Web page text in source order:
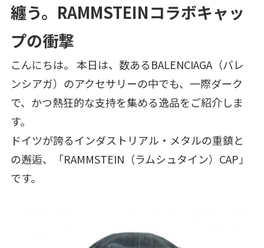
纏う。RAMMSTEINコラボキャッ
プの衝撃
こんにちは。 本日は、数あるBALENCIAGA（バレ
ンシアガ）のアクセサリーの中でも、一際ダーク
で、かつ熱狂的な支持を集める逸品をご紹介しま
す。
ドイツが誇るインダストリアル・メタルの重鎮と
の邂逅、「RAMMSTEIN（ラムシュタイン）CAP」
です。